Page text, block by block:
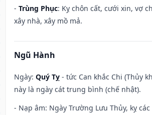
- Trùng Phục: Kỵ chôn cất, cưới xin, vợ
xây nhà, xây mồ mả.
Ngũ Hành
Ngày: Quý Tỵ - tức Can khắc Chi (Thủy
này là ngày cát trung bình (chế nhật).
- Nạp âm: Ngày Trường Lưu Thủy, kỵ